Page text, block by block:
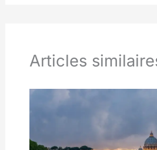
Articles